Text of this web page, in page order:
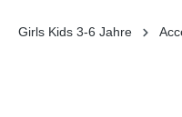
Girls Kids 3-6 Jahre